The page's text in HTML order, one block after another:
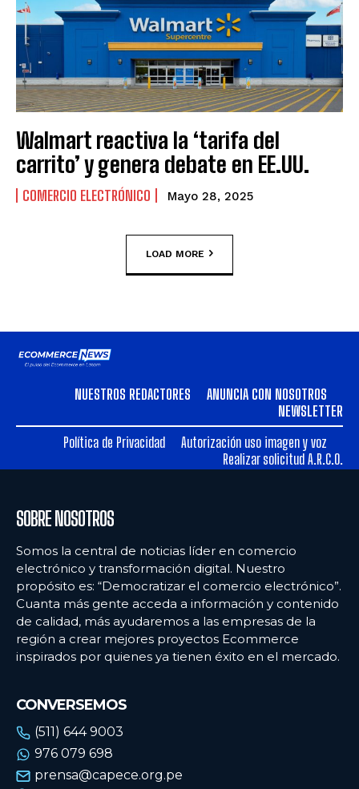
Walmart reactiva la ‘tarifa del
carrito’ y genera debate en EE.UU.
COMERCIO ELECTRÓNICO Mayo 28, 2025
LOAD MORE
NUESTROS REDACTORES
ANUNCIA CON NOSOTROS
NEWSLETTER
Política de Privacidad
Autorización uso imagen y voz
Realizar solicitud A.R.C.O.
SOBRE NOSOTROS
Somos la central de noticias líder en comercio
electrónico y transformación digital. Nuestro
propósito es: “Democratizar el comercio electrónico”.
Cuanta más gente acceda a información y contenido
de calidad, más ayudaremos a las empresas de la
región a crear mejores proyectos Ecommerce
inspirados por quienes ya tienen éxito en el mercado.
CONVERSEMOS
(511) 644 9003
976 079 698
prensa@capece.org.pe